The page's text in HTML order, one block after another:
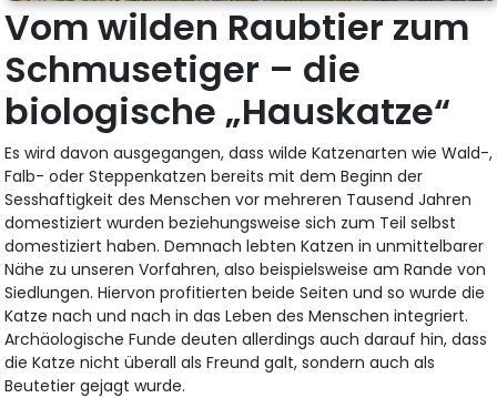
Vom wilden Raubtier zum
Schmusetiger – die
biologische „Hauskatze“
Es wird davon ausgegangen, dass wilde Katzenarten wie Wald-,
Falb- oder Steppenkatzen bereits mit dem Beginn der
Sesshaftigkeit des Menschen vor mehreren Tausend Jahren
domestiziert wurden beziehungsweise sich zum Teil selbst
domestiziert haben. Demnach lebten Katzen in unmittelbarer
Nähe zu unseren Vorfahren, also beispielsweise am Rande von
Siedlungen. Hiervon profitierten beide Seiten und so wurde die
Katze nach und nach in das Leben des Menschen integriert.
Archäologische Funde deuten allerdings auch darauf hin, dass
die Katze nicht überall als Freund galt, sondern auch als
Beutetier gejagt wurde.